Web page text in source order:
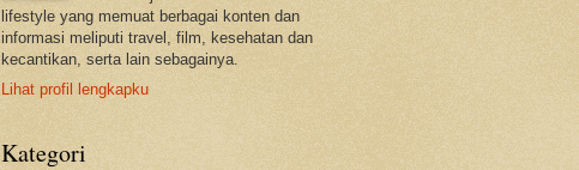
lifestyle yang memuat berbagai konten dan
informasi meliputi travel, film, kesehatan dan
kecantikan, serta lain sebagainya.
Lihat profil lengkapku
Kategori